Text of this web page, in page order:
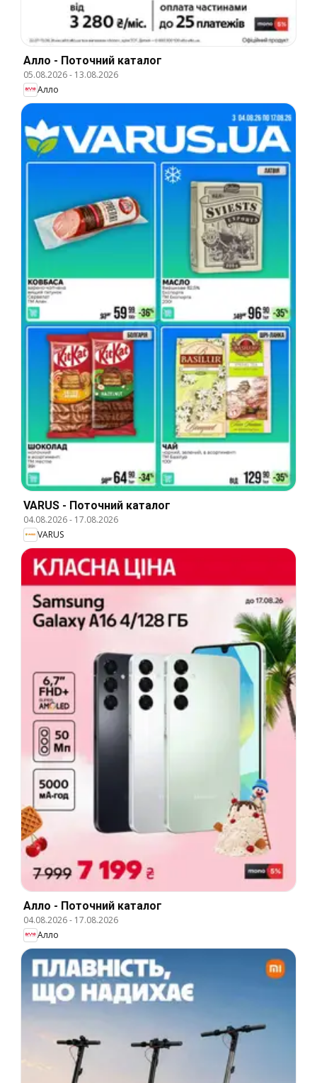
Алло - Поточний каталог
05.08.2026- 13.08.2026
Алло
VARUS - Поточний каталог
04.08.2026- 17.08.2026
VARUS
Алло - Поточний каталог
04.08.2026- 17.08.2026
Алло